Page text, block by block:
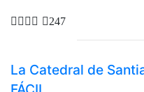
247
La Catedral de